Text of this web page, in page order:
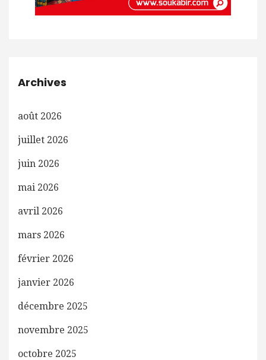
Archives
août 2026
juillet 2026
juin 2026
mai 2026
avril 2026
mars 2026
février 2026
janvier 2026
décembre 2025
novembre 2025
octobre 2025